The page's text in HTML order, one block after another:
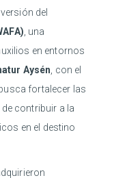
del
, una
en entornos
Aysén , con el
busca fortalecer las
contribuir a la
en el destino